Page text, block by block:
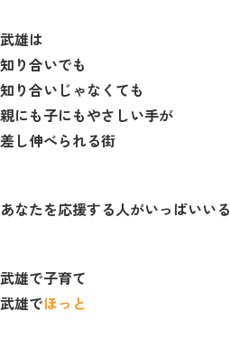
武雄は
知り合いでも
知り合いじゃなくても
親にも子にもやさしい手が
差し伸べられる街
あなたを応援する人がいっぱいいる
武雄で子育て
武雄でほっと